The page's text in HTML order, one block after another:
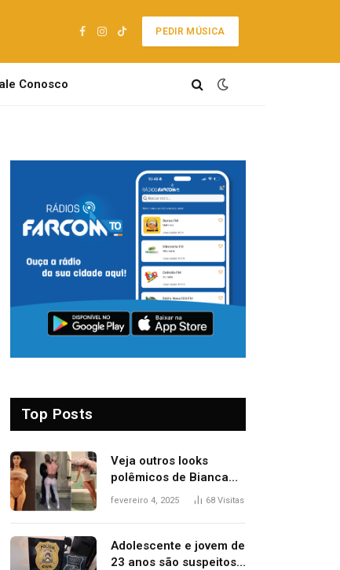
Facebook
Instagram
TikTok
PEDIR MÚSICA
Conosco
Top Posts
Veja outros looks
polêmicos de Bianca
Censori, esposa de
Grammy 2025
fevereiro 4, 2025 68 Visitas
Adolescente e jovem de
23 anos são suspeitos